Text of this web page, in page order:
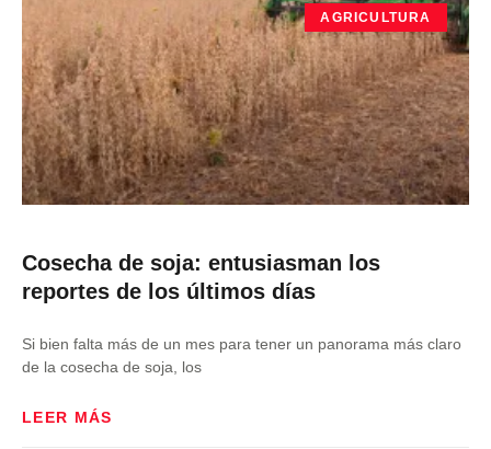
AGRICULTURA
Cosecha de soja: entusiasman los
reportes de los últimos días
Si bien falta más de un mes para tener un panorama más claro
de la cosecha de soja, los
LEER MÁS